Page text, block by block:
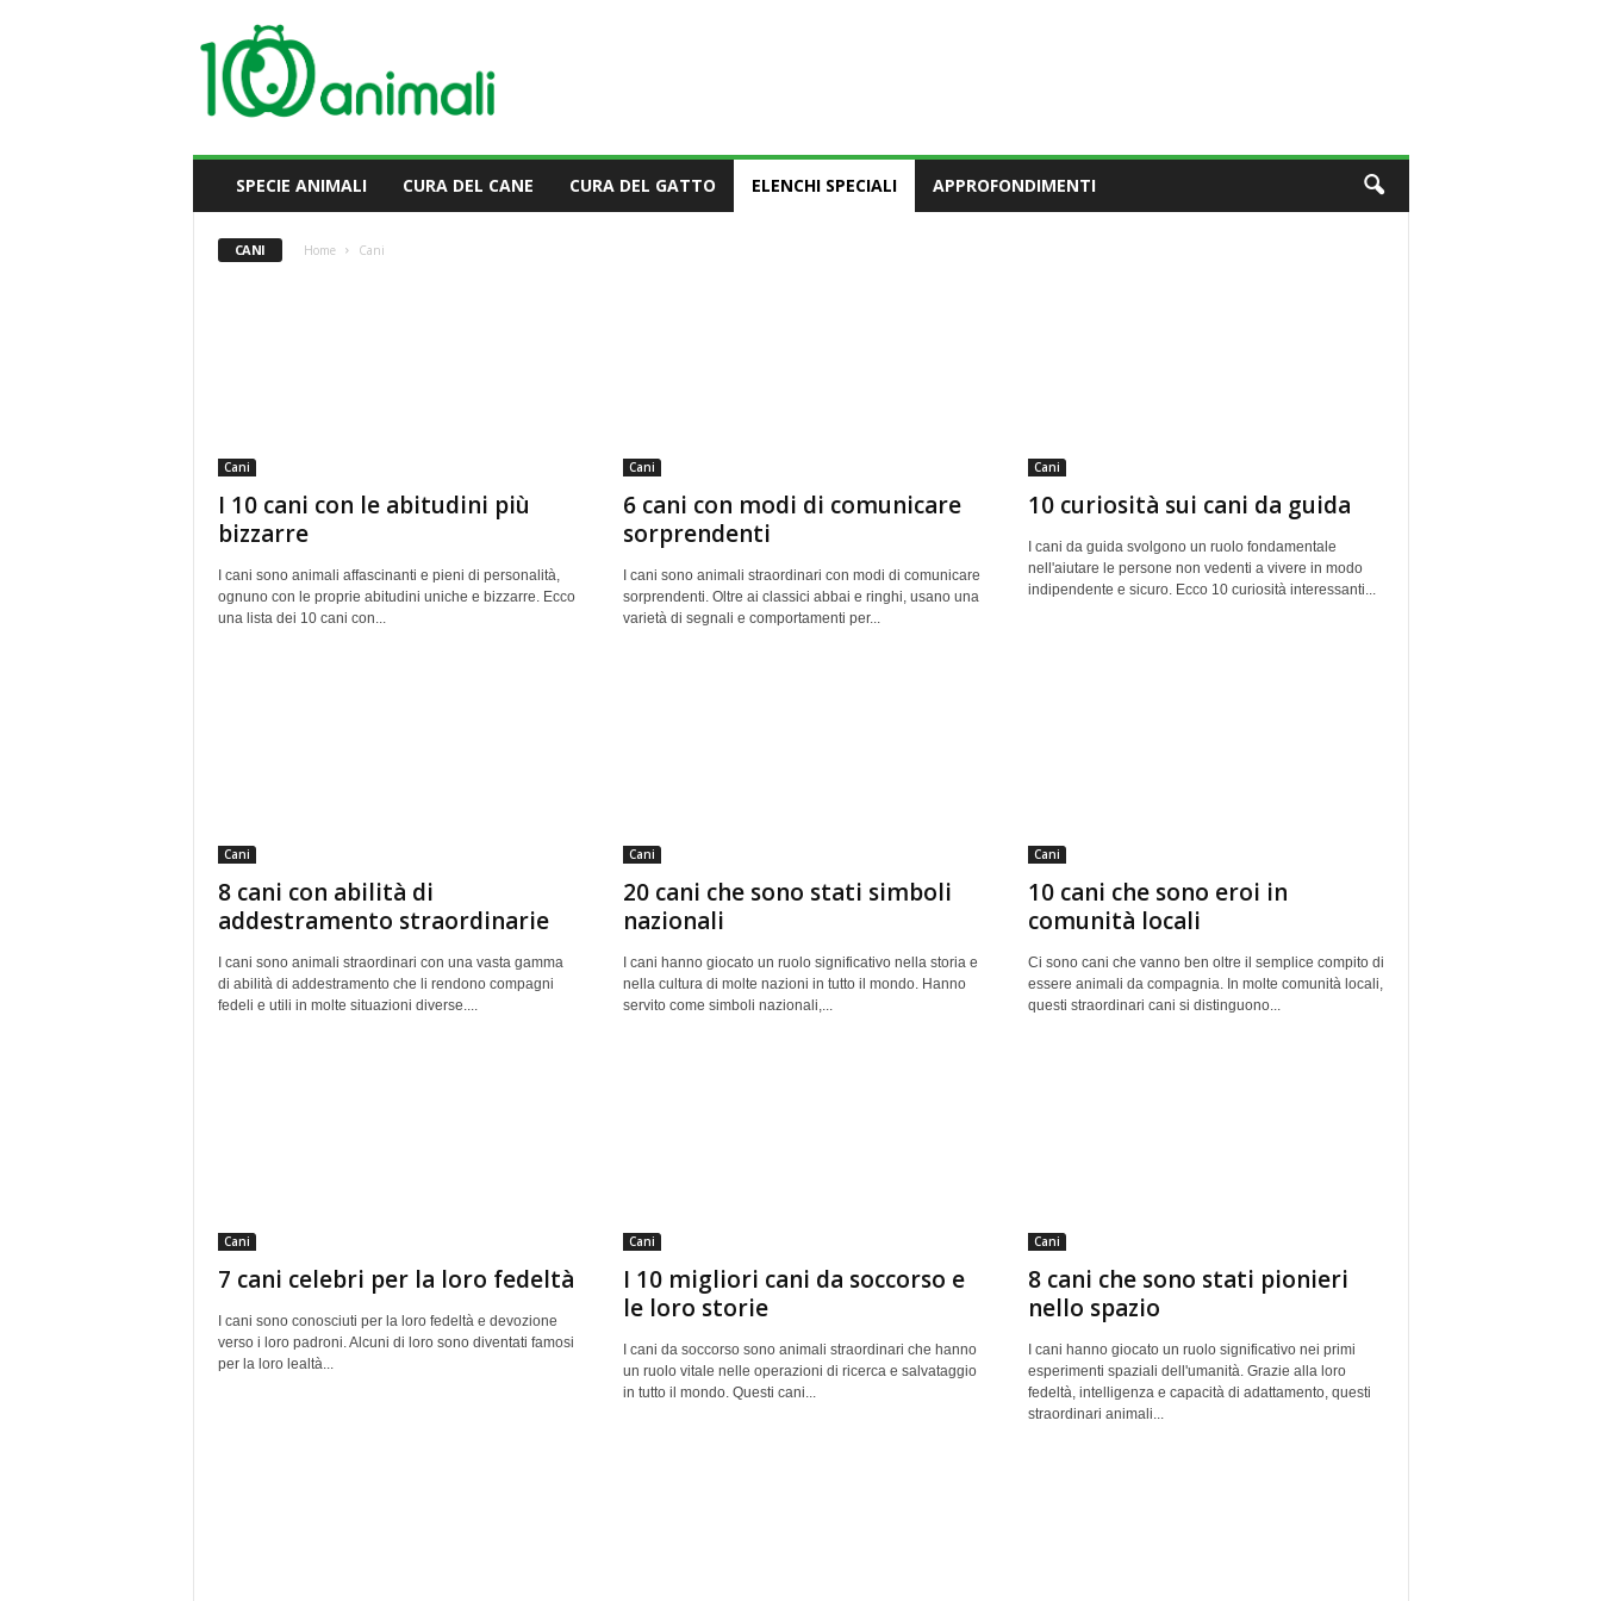
SPECIE ANIMALI CURA DEL CANE CURA DEL GATTO ELENCHI SPECIALI APPROFONDIMENTI
CANI Home Cani
Cani
I 10 cani con le abitudini più
bizzarre
I cani sono animali affascinanti e pieni di personalità,
ognuno con le proprie abitudini uniche e bizzarre. Ecco
una lista dei 10 cani con...
Cani
6 cani con modi di comunicare
sorprendenti
I cani sono animali straordinari con modi di comunicare
sorprendenti. Oltre ai classici abbai e ringhi, usano una
varietà di segnali e comportamenti per...
Cani
10 curiosità sui cani da guida
I cani da guida svolgono un ruolo fondamentale
nell'aiutare le persone non vedenti a vivere in modo
indipendente e sicuro. Ecco 10 curiosità interessanti...
Cani
8 cani con abilità di
addestramento straordinarie
I cani sono animali straordinari con una vasta gamma
di abilità di addestramento che li rendono compagni
fedeli e utili in molte situazioni diverse....
Cani
20 cani che sono stati simboli
nazionali
I cani hanno giocato un ruolo significativo nella storia e
nella cultura di molte nazioni in tutto il mondo. Hanno
servito come simboli nazionali,...
Cani
10 cani che sono eroi in
comunità locali
Ci sono cani che vanno ben oltre il semplice compito di
essere animali da compagnia. In molte comunità locali,
questi straordinari cani si distinguono...
Cani
7 cani celebri per la loro fedeltà
I cani sono conosciuti per la loro fedeltà e devozione
verso i loro padroni. Alcuni di loro sono diventati famosi
per la loro lealtà...
Cani
I 10 migliori cani da soccorso e
le loro storie
I cani da soccorso sono animali straordinari che hanno
un ruolo vitale nelle operazioni di ricerca e salvataggio
in tutto il mondo. Questi cani...
Cani
8 cani che sono stati pionieri
nello spazio
I cani hanno giocato un ruolo significativo nei primi
esperimenti spaziali dell'umanità. Grazie alla loro
fedeltà, intelligenza e capacità di adattamento, questi
straordinari animali...